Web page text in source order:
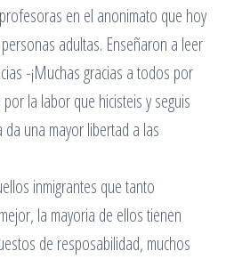
en el anonimato que hoy
adultas. Enseñaron a leer
-¡Muchas gracias a todos por
la labor que hicisteis y seguis
una mayor libertad a las
inmigrantes que tanto
la mayoria de ellos tienen
de resposabilidad, muchos